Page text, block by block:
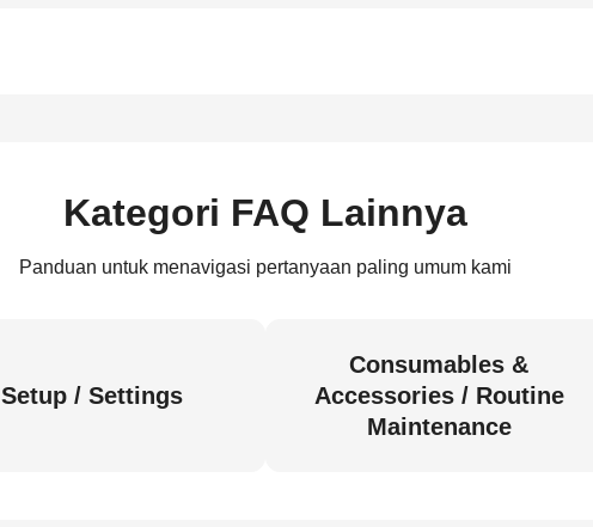
Kategori FAQ Lainnya
Panduan untuk menavigasi pertanyaan paling umum kami
Setup / Settings
Consumables &
Accessories / Routine
Maintenance